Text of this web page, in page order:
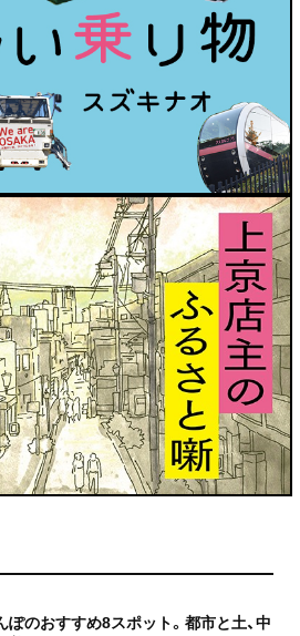
ぽのおすすめ8スポット。都市と土、中